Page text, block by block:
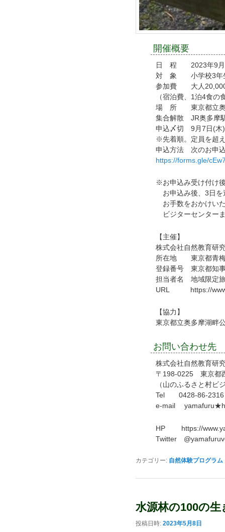
開催概要
日 程 2023年9月
対 象 小学校3年生
参加費 大人20,000
（宿泊費、1泊4食
場 所 東京都立奥
集合解散 JR奥多摩
申込〆切 9月7日(木)
※先着順。定員を超
申込方法 次のお申
https://forms.gle/
※お申込み受け付け
お申込み後、3日を
お手数をおかけい
ビジターセンター
【主催】
株式会社自然教育研
所在地 東京都青梅
登録番号 東京都知
担当者名 地域限定
URL https://
【協力】
東京都立奥多摩湖畔
お問い合わせ先
株式会社自然教育研
〒198-0225 東京都
（山のふるさと村ビ
Tel 0428-86-2316
e-mail
HP https://
Twitter
カテゴリー: 自然体験プログラ
水源林の100の
投稿日時: 2023年5月8日